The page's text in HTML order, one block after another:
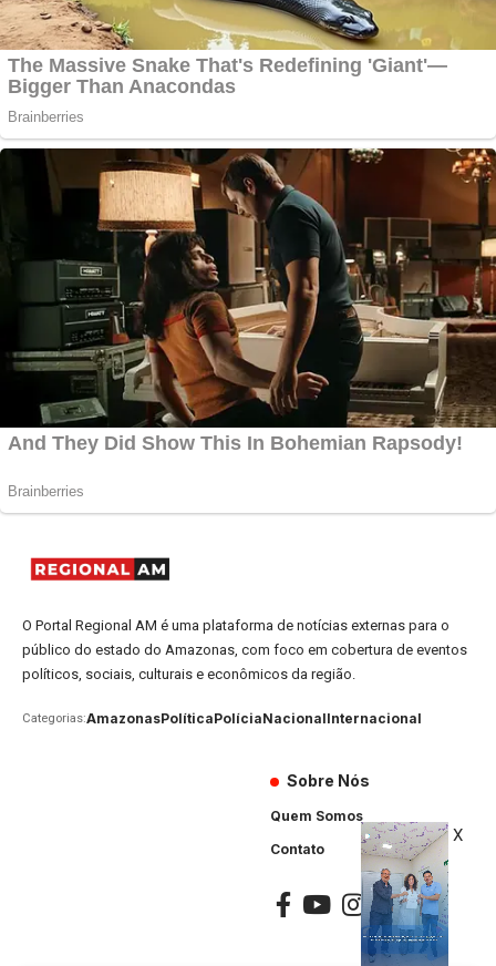
O Portal Regional AM é uma plataforma de notícias externas para o
público do estado do Amazonas, com foco em cobertura de eventos
políticos, sociais, culturais e econômicos da região.
Categorias:AmazonasPolíticaPolíciaNacionalInternacional
Sobre Nós
Quem Somos
Contato
X